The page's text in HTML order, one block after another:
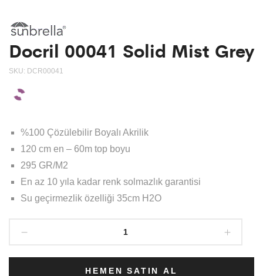
Docril 00041 Solid Mist Grey
SKU: DCR00041
%100 Çözülebilir Boyalı Akrilik
120 cm en – 60m top boyu
295 GR/M2
En az 10 yıla kadar renk solmazlık garantisi
Su geçirmezlik özelliği 35cm H2O
HEMEN SATIN AL